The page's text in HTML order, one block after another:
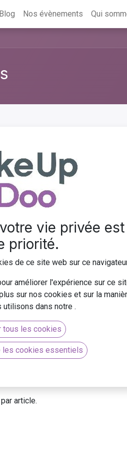
Nos évènements Qui
achats, qui permet d'obtenir une
à une vue pivot flexible pour filtrer
que :
article.
vie privée est
priorité.
de ce site web sur ce
améliorer l'expérience sur ce
sur nos cookies et sur la
utilisons dans notre .
tous les cookies
les cookies essentiels